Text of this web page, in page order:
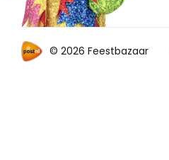
© 2026 Feestbazaar